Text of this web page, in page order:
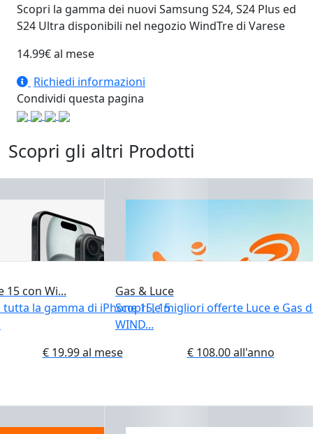
Scopri la gamma dei nuovi Samsung S24, S24 Plus ed
S24 Ultra disponibili nel negozio WindTre di Varese
14.99€ al mese
Richiedi informazioni
Condividi questa pagina
Scopri gli altri Prodotti
15 con Wi...
tutta la gamma di iPhone 15, 15
€ 19.99 al mese
Gas & Luce
Scopri le migliori offerte Luce e Gas
WIND...
€ 108.00 all'anno